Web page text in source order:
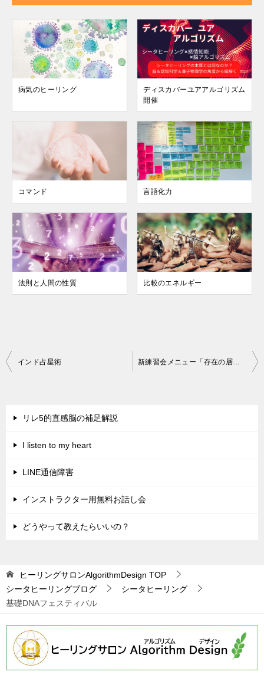
病気のヒーリング
ディスカバーユアアルゴリズム
開催
コマンド 言語化力
法則と人間の性質 比較のエネルギー
投
ビ
シ
インド占星術 新練習会メニュー「存在の層と人体」
リレ5的直感脳の補足解説
I listen to my heart
LINE通信障害
インストラクター用無料お話し会
どうやって教えたらいいの？
ヒーリングサロンAlgorithmDesign TOP
シータヒーリングブログ
シータヒーリング
基礎DNAフェスティバル